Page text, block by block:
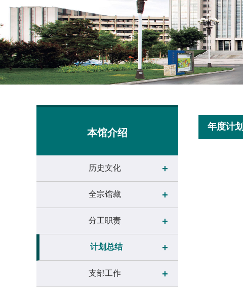
本馆介绍
历史文化 +
全宗馆藏 +
分工职责 +
计划总结 +
支部工作 +
年度计划